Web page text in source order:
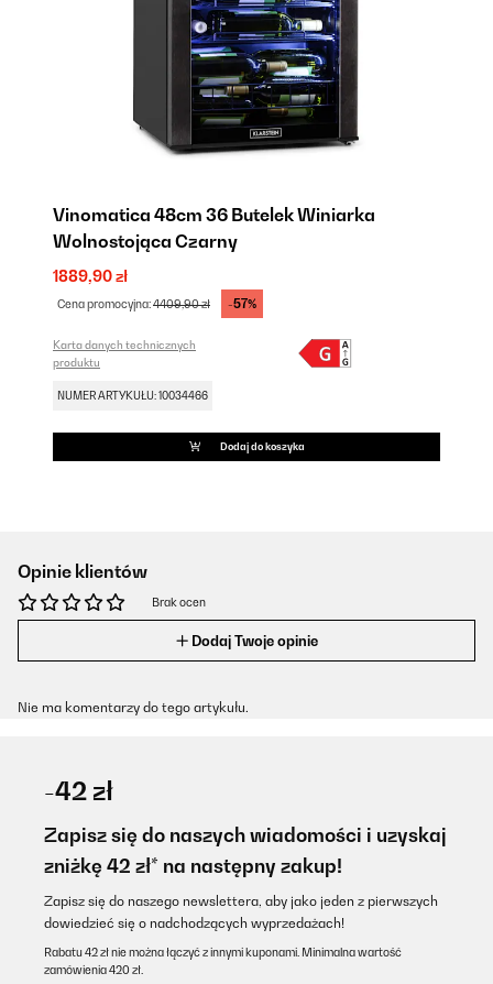
Vinomatica 48cm 36 Butelek Winiarka
Wolnostojąca Czarny
1889,90 zł
Cena promocyjna:4409,90 zł -57%
Karta danych technicznych
produktu
NUMER ARTYKUŁU: 10034466
Dodaj do koszyka
Opinie klientów
Brak ocen
Dodaj Twoje opinie
Nie ma komentarzy do tego artykułu.
-42 zł
Zapisz się do naszych wiadomości i uzyskaj
zniżkę 42 zł* na następny zakup!
Zapisz się do naszego newslettera, aby jako jeden z pierwszych
dowiedzieć się o nadchodzących wyprzedażach!
Rabatu 42 zł nie można łączyć z innymi kuponami. Minimalna wartość
zamówienia 420 zł.